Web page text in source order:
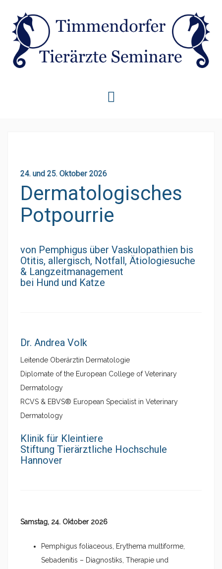
24. und 25. Oktober 2026
Dermatologisches
Potpourrie
von Pemphigus über Vaskulopathien bis
Otitis, allergisch, Notfall, Ätiologiesuche
& Langzeitmanagement
bei Hund und Katze
Dr. Andrea Volk
Leitende Oberärztin Dermatologie
Diplomate of the European College of Veterinary
Dermatology
RCVS & EBVS® European Specialist in Veterinary
Dermatology
Klinik für Kleintiere
Stiftung Tierärztliche Hochschule
Hannover
Samstag, 24. Oktober 2026
Pemphigus foliaceous, Erythema multiforme,
Sebadenitis – Diagnostiks, Therapie und